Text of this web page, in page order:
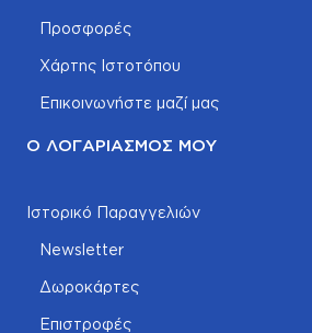
Προσφορές
Χάρτης Ιστοτόπου
Επικοινωνήστε μαζί μας
Ο ΛΟΓΑΡΙΑΣΜΌΣ ΜΟΥ
Ιστορικό Παραγγελιών
Newsletter
Δωροκάρτες
Επιστροφές